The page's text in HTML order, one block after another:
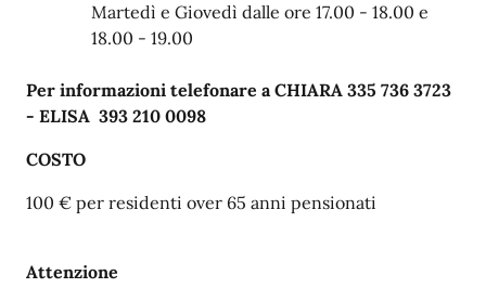
Martedì e Giovedì dalle ore 17.00 - 18.00 e
18.00 - 19.00
Per informazioni telefonare a CHIARA 335 736 3723
- ELISA 393 210 0098
COSTO
100 € per residenti over 65 anni pensionati
Attenzione